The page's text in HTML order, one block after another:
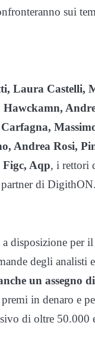
sui
Laura Castelli,
Andrea Rosi,
Aqp, i rettori
di DigithON.
disposizione per
degli analisti
un assegno
in denaro e
di oltre 50.000